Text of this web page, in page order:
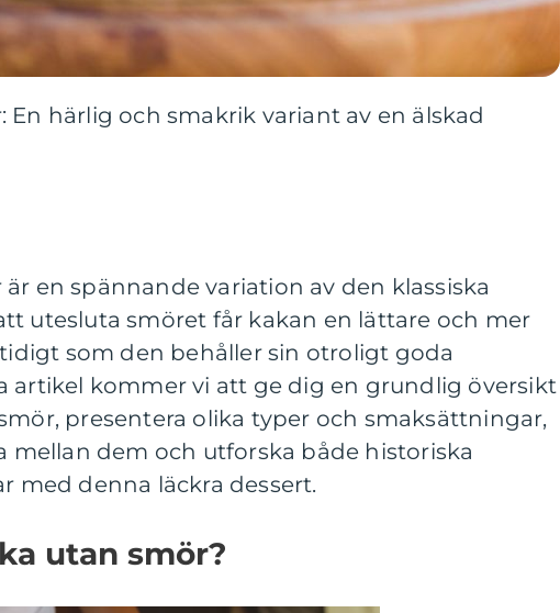
En härlig och smakrik variant av en älskad
en spännande variation av den klassiska
utesluta smöret får kakan en lättare och mer
som den behåller sin otroligt goda
artikel kommer vi att ge dig en grundlig översikt
presentera olika typer och smaksättningar,
mellan dem och utforska både historiska
med denna läckra dessert.
utan smör?